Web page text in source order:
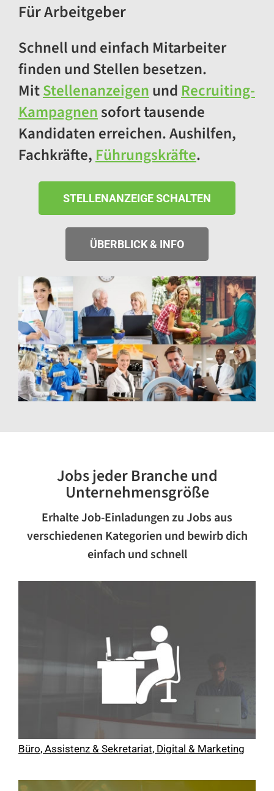
Für Arbeitgeber
Schnell und einfach Mitarbeiter
finden und Stellen besetzen.
MitStellenanzeigenund Recruiting-
Kampagnensofort tausende
Kandidaten erreichen. Aushilfen,
Fachkräfte, Führungskräfte.
STELLENANZEIGE SCHALTEN
ÜBERBLICK & INFO
Jobs jeder Branche und
Unternehmensgröße
Erhalte Job-Einladungen zu Jobs aus
verschiedenen Kategorien und bewirb dich
einfach und schnell
Büro, Assistenz & Sekretariat, Digital & Marketing